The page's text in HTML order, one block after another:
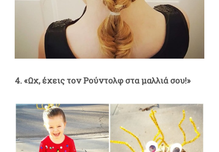
4. «Ωχ, έχεις τον Ρούντολφ στα μαλλιά σου!»